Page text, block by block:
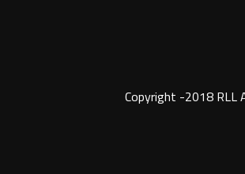
Copyright -2018 RLL